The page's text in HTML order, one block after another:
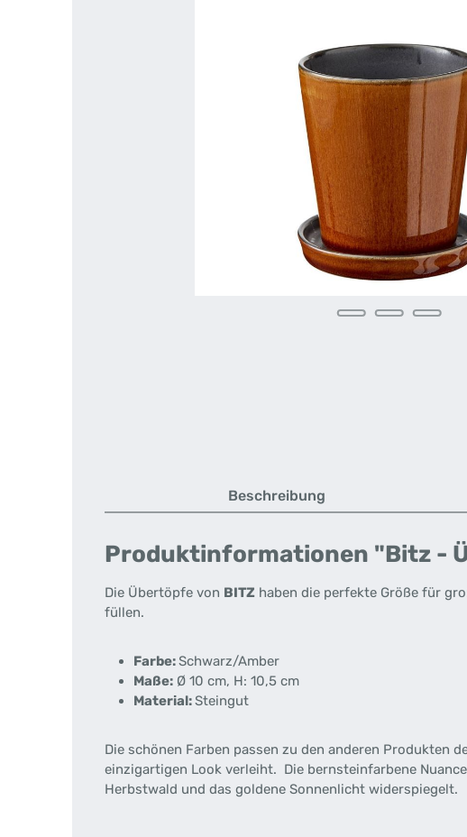
Beschreibung
Produktinformationen "Bitz -
Die Übertöpfe von BITZ haben die perfekte Größe für
füllen.
Farbe:Schwarz/Amber
Maße: Ø 10 cm, H: 10,5 cm
Material:Steingut
Die schönen Farben passen zu den anderen Produkten
einzigartigen Look verleiht. Die bernsteinfarbene Nuance
Herbstwald und das goldene Sonnenlicht widerspiegelt.